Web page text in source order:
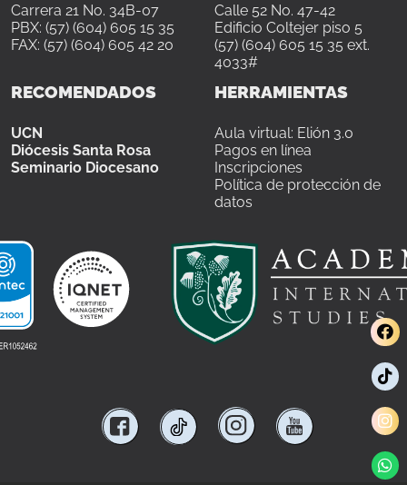
Carrera 21 No. 34B-07
PBX: (57) (604) 605 15 35
FAX: (57) (604) 605 42 20
Calle 52 No. 47-42
Edificio Coltejer piso 5
(57) (604) 605 15 35 ext.
4033#
RECOMENDADOS
UCN
Diócesis Santa Rosa
Seminario Diocesano
HERRAMIENTAS
Aula virtual: Elión 3.0
Pagos en línea
Inscripciones
Política de protección de
datos